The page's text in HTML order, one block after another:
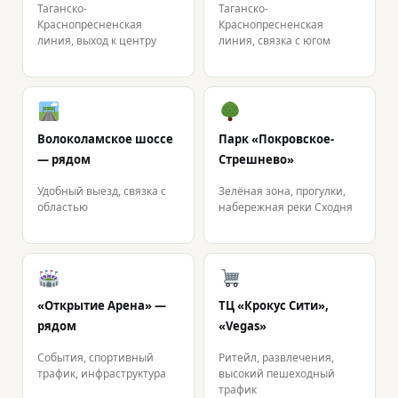
Таганско-
Краснопресненская
линия, выход к центру
Таганско-
Краснопресненская
линия, связка с югом
Волоколамское шоссе
— рядом
Удобный выезд, связка с
областью
Парк «Покровское-
Стрешнево»
Зелёная зона, прогулки,
набережная реки Сходня
«Открытие Арена» —
рядом
События, спортивный
трафик, инфраструктура
ТЦ «Крокус Сити»,
«Vegas»
Ритейл, развлечения,
высокий пешеходный
трафик